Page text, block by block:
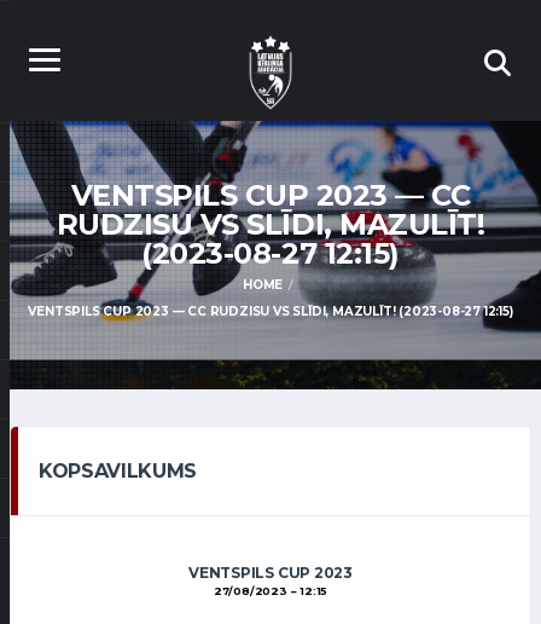
VENTSPILS CUP 2023 — CC
RUDZISU VS SLĪDI, MAZULĪT!
(2023-08-27 12:15)
HOME
VENTSPILS CUP 2023 — CC RUDZISU VS SLĪDI, MAZULĪT! (2023-08-27 12:15)
KOPSAVILKUMS
VENTSPILS CUP 2023
27/08/2023 12:15